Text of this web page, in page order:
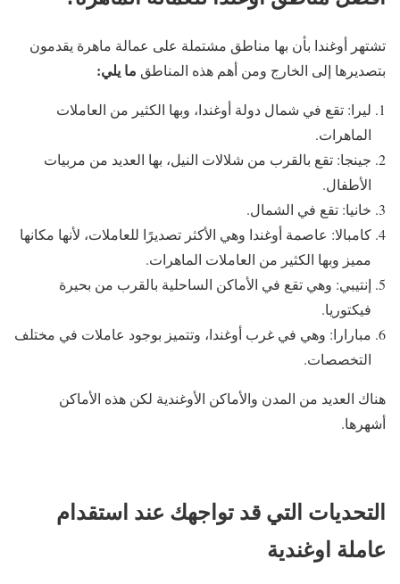
تشتهر أوغندا بأن بها مناطق مشتملة على عمالة ماهرة يقدمون
بتصديرها إلى الخارج ومن أهم هذه المناطق ما يلي:
ليرا: تقع في شمال دولة أوغندا، وبها الكثير من العاملات
الماهرات.
جينجا: تقع بالقرب من شلالات النيل، بها العديد من مربيات
الأطفال.
خانيا: تقع في الشمال.
كامبالا: عاصمة أوغندا وهي الأكثر تصديرًا للعاملات، لأنها مكانها
مميز وبها الكثير من العاملات الماهرات.
إنتيبي: وهي تقع في الأماكن الساحلية بالقرب من بحيرة
فيكتوريا.
مبارارا: وهي في غرب أوغندا، وتتميز بوجود عاملات في مختلف
التخصصات.
هناك العديد من المدن والأماكن الأوغندية لكن هذه الأماكن
أشهرها.
التحديات التي قد تواجهك عند استقدام
عاملة اوغندية